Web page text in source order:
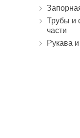
Трубы и
части
Рукава